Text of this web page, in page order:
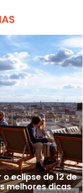
eclipse de 12 de
melhores dicas